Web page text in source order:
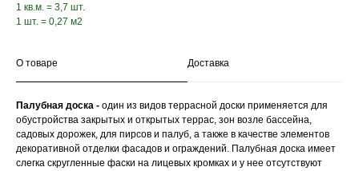
1 кв.м. = 3,7 шт.
1 шт. = 0,27 м2
О товаре Доставка
Палубная доска - один из видов террасной доски применяется для
обустройства закрытых и открытых террас, зон возле бассейна,
садовых дорожек, для пирсов и палуб, а также в качестве элементов
декоративной отделки фасадов и ограждений. Палубная доска имеет
слегка скругленные фаски на лицевых кромках и у нее отсутствуют